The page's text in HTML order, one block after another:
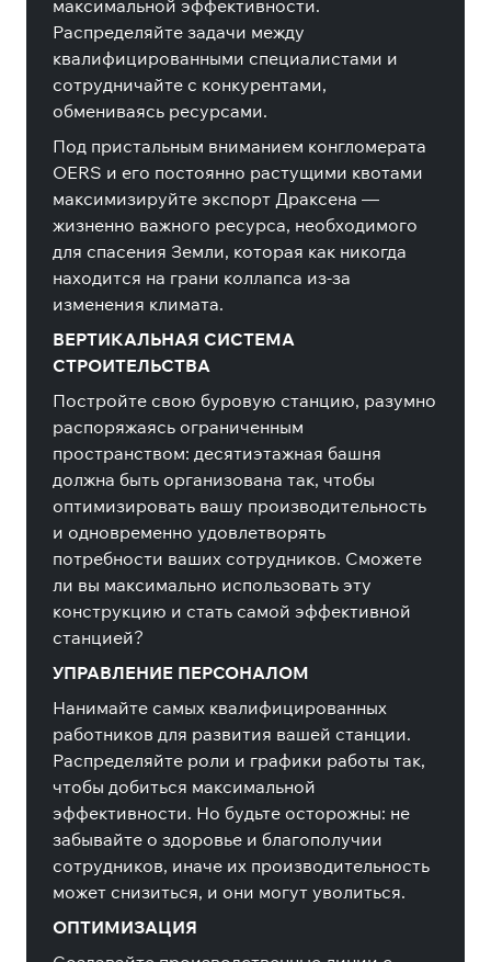
максимальной эффективности.
Распределяйте задачи между
квалифицированными специалистами и
сотрудничайте с конкурентами,
обмениваясь ресурсами.
Под пристальным вниманием конгломерата
OERS и его постоянно растущими квотами
максимизируйте экспорт Драксена —
жизненно важного ресурса, необходимого
для спасения Земли, которая как никогда
находится на грани коллапса из-за
изменения климата.
ВЕРТИКАЛЬНАЯ СИСТЕМА
СТРОИТЕЛЬСТВА
Постройте свою буровую станцию, разумно
распоряжаясь ограниченным
пространством: десятиэтажная башня
должна быть организована так, чтобы
оптимизировать вашу производительность
и одновременно удовлетворять
потребности ваших сотрудников. Сможете
ли вы максимально использовать эту
конструкцию и стать самой эффективной
станцией?
УПРАВЛЕНИЕ ПЕРСОНАЛОМ
Нанимайте самых квалифицированных
работников для развития вашей станции.
Распределяйте роли и графики работы так,
чтобы добиться максимальной
эффективности. Но будьте осторожны: не
забывайте о здоровье и благополучии
сотрудников, иначе их производительность
может снизиться, и они могут уволиться.
ОПТИМИЗАЦИЯ